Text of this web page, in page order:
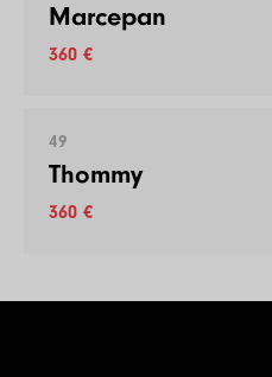
Marcepan
360 €
49
Thommy
360 €